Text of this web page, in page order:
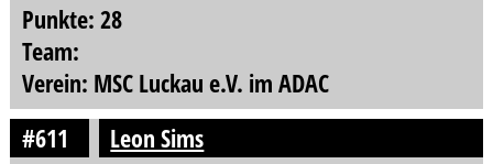
Punkte: 28
Team:
Verein: MSC Luckau e.V. im ADAC
#611
Leon Sims